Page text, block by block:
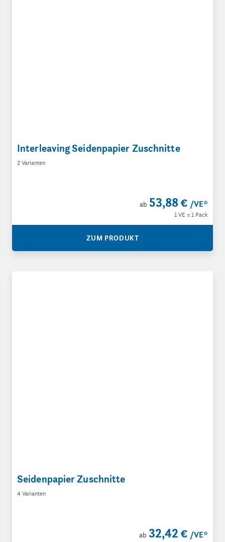
Interleaving Seidenpapier Zuschnitte
2 Varianten
ab 53,88 € /VE*
1 VE = 1 Pack
ZUM PRODUKT
Seidenpapier Zuschnitte
4 Varianten
ab 32,42 € /VE*